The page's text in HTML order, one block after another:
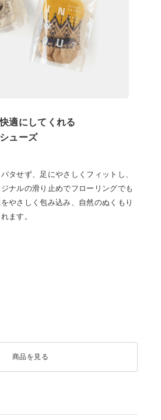
適にしてくれる
ューズ
タせず、足にやさしくフィットし、
ナルの滑り止めでフローリングでも
やさしく包み込み、自然のぬくもり
ます。
商品を見る